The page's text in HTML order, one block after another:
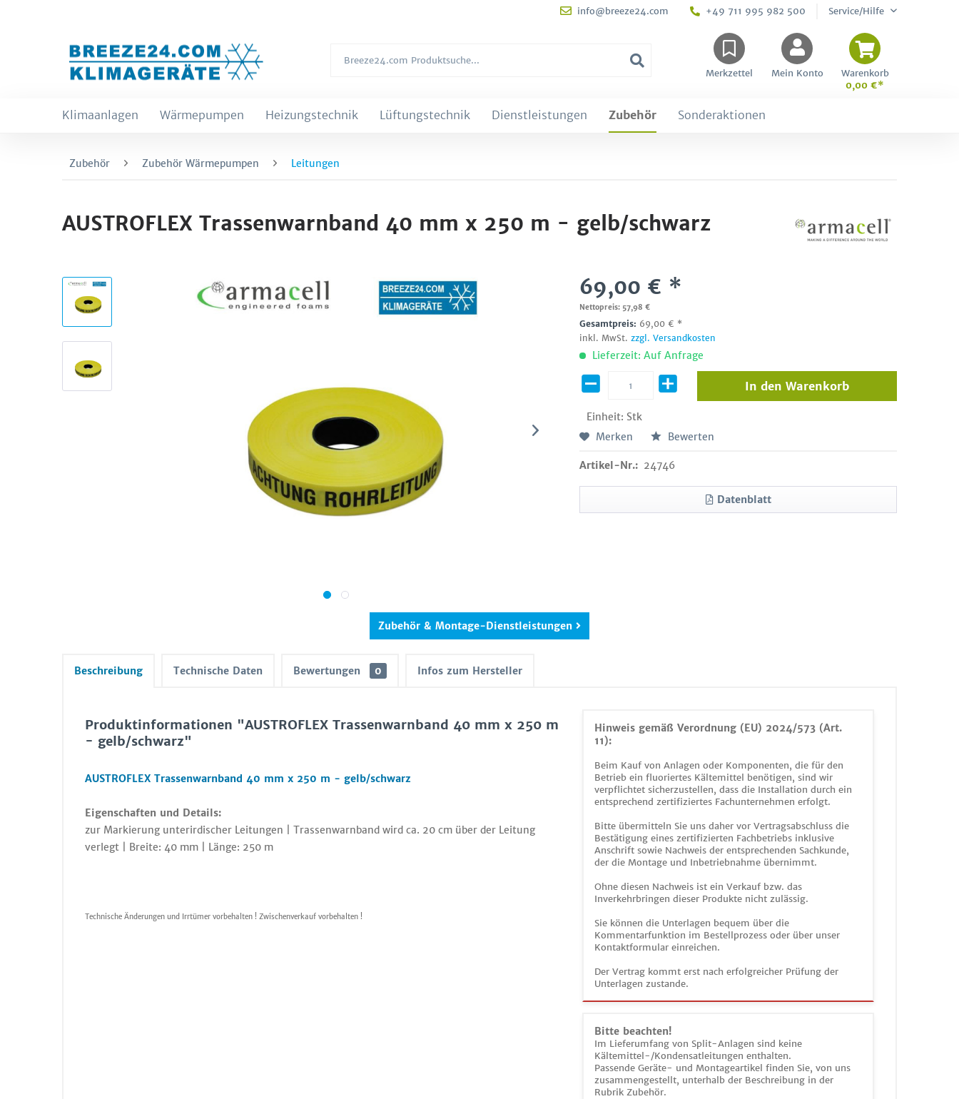
info@breeze24.com +49 711 995 982 500 Service/Hilfe
Merkzettel Mein Konto
Warenkorb
0,00 €*
Klimaanlagen Wärmepumpen Heizungstechnik Lüftungstechnik Dienstleistungen Zubehör Sonderaktionen
Zubehör Zubehör Wärmepumpen Leitungen
AUSTROFLEX Trassenwarnband 40 mm x 250 m - gelb/schwarz
69,00 € *
Nettopreis: 57,98 €
Gesamtpreis: 69,00 € *
inkl. MwSt.zzgl. Versandkosten
Lieferzeit: Auf Anfrage
Einheit: Stk
In den Warenkorb
Merken Bewerten
Artikel-Nr.: 24746
Datenblatt
Zubehör & Montage-Dienstleistungen
Beschreibung Technische Daten Bewertungen 0 Infos zum Hersteller
Hinweis gemäß Verordnung (EU) 2024/573 (Art.
11):
Beim Kauf von Anlagen oder Komponenten, die für den
Betrieb ein fluoriertes Kältemittel benötigen, sind wir
verpflichtet sicherzustellen, dass die Installation durch ein
entsprechend zertifiziertes Fachunternehmen erfolgt.
Bitte übermitteln Sie uns daher vor Vertragsabschluss die
Bestätigung eines zertifizierten Fachbetriebs inklusive
Anschrift sowie Nachweis der entsprechenden Sachkunde,
der die Montage und Inbetriebnahme übernimmt.
Ohne diesen Nachweis ist ein Verkauf bzw. das
Inverkehrbringen dieser Produkte nicht zulässig.
Sie können die Unterlagen bequem über die
Kommentarfunktion im Bestellprozess oder über unser
Kontaktformular einreichen.
Der Vertrag kommt erst nach erfolgreicher Prüfung der
Unterlagen zustande.
Bitte beachten!
Im Lieferumfang von Split-Anlagen sind keine
Kältemittel-/Kondensatleitungen enthalten.
Passende Geräte- und Montageartikel finden Sie, von uns
zusammengestellt, unterhalb der Beschreibung in der
Rubrik Zubehör.
Produktinformationen "AUSTROFLEX Trassenwarnband 40 mm x 250 m
- gelb/schwarz"
AUSTROFLEX Trassenwarnband 40 mm x 250 m - gelb/schwarz
Eigenschaften und Details:
zur Markierung unterirdischer Leitungen | Trassenwarnband wird ca. 20 cm über der Leitung
verlegt | Breite: 40 mm | Länge: 250 m
Technische Änderungen und Irrtümer vorbehalten ! Zwischenverkauf vorbehalten !